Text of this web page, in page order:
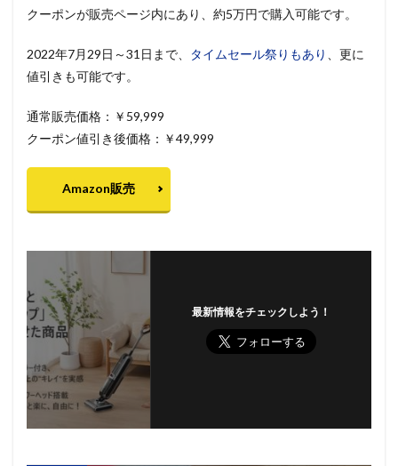
クーポンが販売ページ内にあり、約5万円で購入可能です。
2022年7月29日～31日まで、 タイムセール祭りもあり
、更に
値引きも可能です。
通常販売価格：￥59,999
クーポン値引き後価格：￥49,999
Amazon販売
最新情報をチェックしよう！